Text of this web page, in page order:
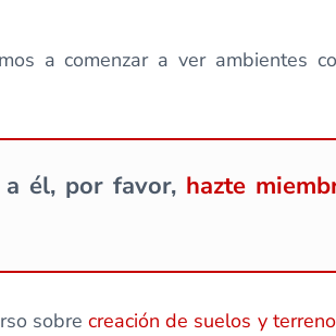
a comenzar a ver ambientes
a él, por favor, hazte
sobrecreación de suelos y